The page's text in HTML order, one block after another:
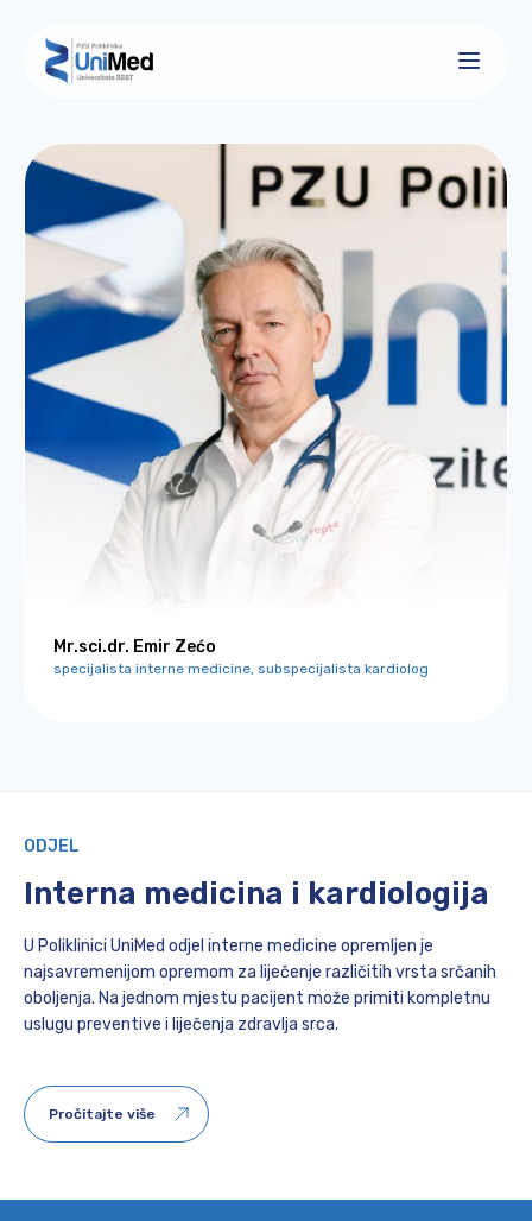
Mr.sci.dr. Emir Zećo
specijalista interne medicine, subspecijalista kardiolog
ODJEL
Interna medicina i kardiologija
U Poliklinici UniMed odjel interne medicine opremljen je
najsavremenijom opremom za liječenje različitih vrsta srčanih
oboljenja. Na jednom mjestu pacijent može primiti kompletnu
uslugu preventive i liječenja zdravlja srca.
Pročitajte više